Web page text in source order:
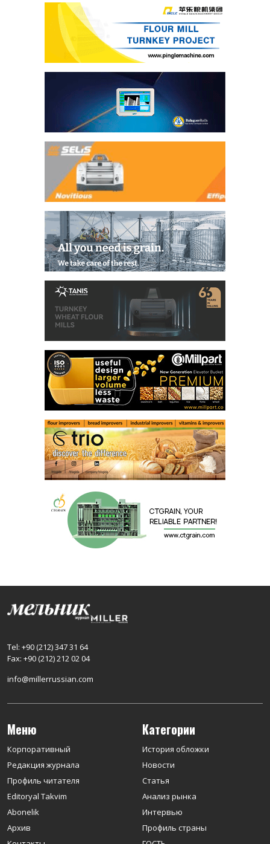
Tel: +90 (212) 347 31 64
Fax: +90 (212) 212 02 04
info@millerrussian.com
Меню
Корпоративный
Редакция журнала
Профиль читателя
Editoryal Takvim
Abonelik
Архив
Категории
История обложки
Новости
Статья
Анализ рынка
Интервью
Профиль страны